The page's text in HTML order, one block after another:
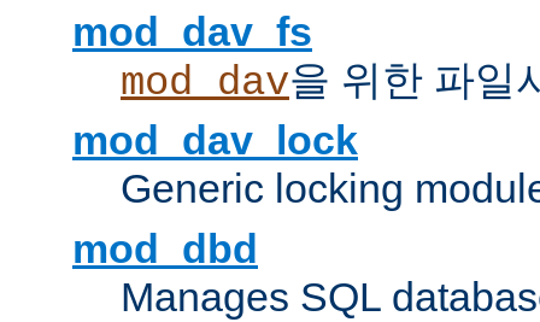
mod_dav_fs
mod_dav을 위한 파일
mod_dav_lock
Generic locking
mod_dbd
Manages SQL